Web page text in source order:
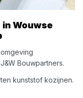
in Wouwse
J&W Bouwpartners.
kunststof kozijnen.